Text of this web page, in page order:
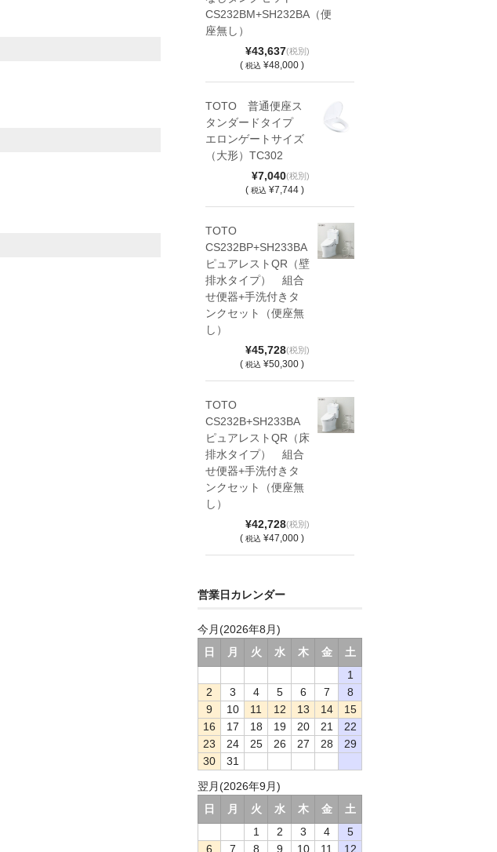
o
k
CS232BM+SH232BA（便
座無し）
¥43,637(税別)
( 税込 ¥48,000 )
TOTO 普通便座ス
タンダードタイプ
エロンゲートサイズ
（大形）TC302
¥7,040(税別)
( 税込 ¥7,744 )
TOTO
CS232BP+SH233BA
ピュアレストQR（壁
排水タイプ） 組合
せ便器+手洗付きタ
ンクセット（便座無
し）
¥45,728(税別)
( 税込 ¥50,300 )
TOTO
CS232B+SH233BA
ピュアレストQR（床
排水タイプ） 組合
せ便器+手洗付きタ
ンクセット（便座無
し）
¥42,728(税別)
( 税込 ¥47,000 )
営業日カレンダー
今月(2026年8月)
日
月 火 水 木 金
土
1
2
3 4 5 6 7
8
9
10 11 12 13 14
15
16
17 18 19 20 21
22
23
24 25 26 27 28
29
30
31
翌月(2026年9月)
日
月 火 水 木 金
土
1
2 3 4
5
6
7 8 9 10 11 12